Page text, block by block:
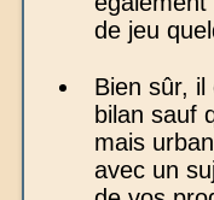
de jeu
Bien sûr,
bilan sauf
mais
avec un